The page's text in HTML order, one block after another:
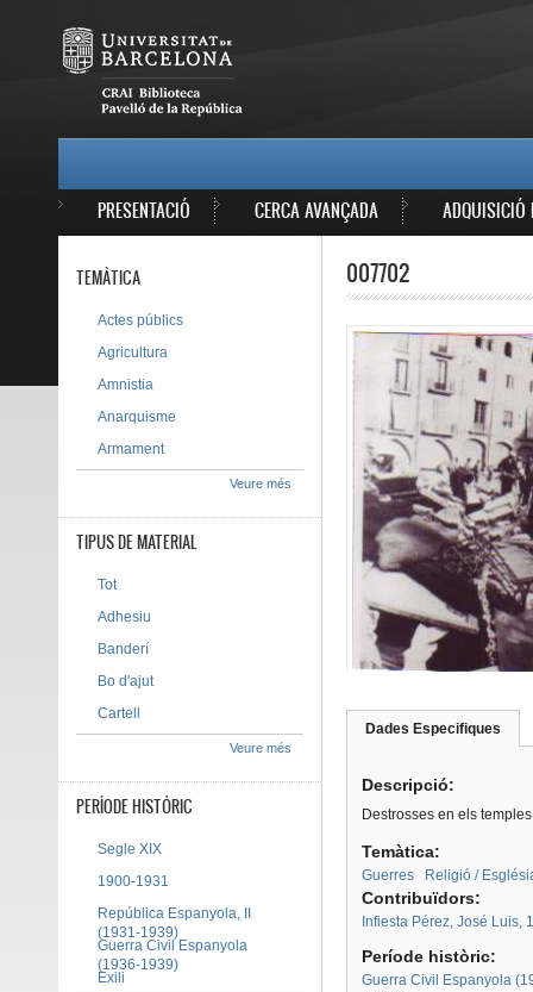
PRESENTACIÓ CERCA AVANÇADA ADQUISICIÓ
007702
Dades Especifiques
Descripció:
Destrosses en els
Temàtica:
Guerres Religió /
Contribuïdors:
Infiesta Pérez, José Luis,
Període històric:
Guerra Civil Espanyola
TEMÀTICA
Actes públics
Agricultura
Amnistia
Anarquisme
Armament
Veure més
TIPUS DE MATERIAL
Tot
Adhesiu
Banderí
Bo d'ajut
Cartell
Veure més
PERÍODE HISTÒRIC
Segle XIX
1900-1931
República Espanyola, II
(1931-1939)
Guerra Civil Espanyola
(1936-1939)
Exili